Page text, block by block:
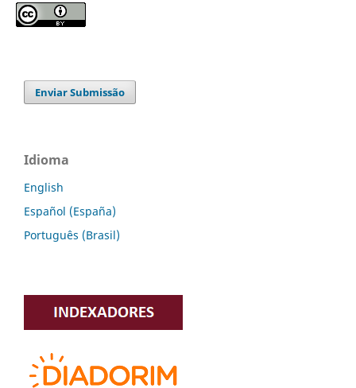
Enviar Submissão
Idioma
English
Español (España)
Português (Brasil)